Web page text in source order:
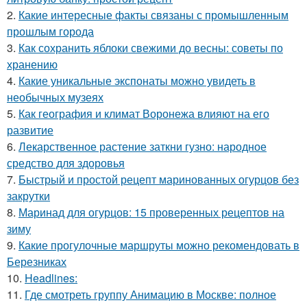
2. Какие интересные факты связаны с промышленным
прошлым города
3. Как сохранить яблоки свежими до весны: советы по
хранению
4. Какие уникальные экспонаты можно увидеть в
необычных музеях
5. Как география и климат Воронежа влияют на его
развитие
6. Лекарственное растение заткни гузно: народное
средство для здоровья
7. Быстрый и простой рецепт маринованных огурцов без
закрутки
8. Маринад для огурцов: 15 проверенных рецептов на
зиму
9. Какие прогулочные маршруты можно рекомендовать в
Березниках
10. Headlines:
11. Где смотреть группу Анимацию в Москве: полное